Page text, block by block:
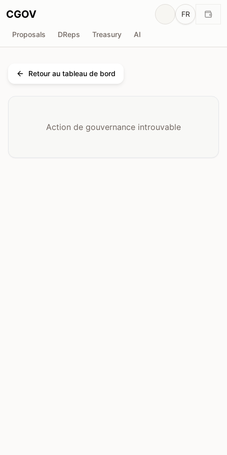
CGOV FR
Proposals DReps Treasury AI
Retour au tableau de bord
Action de gouvernance introuvable